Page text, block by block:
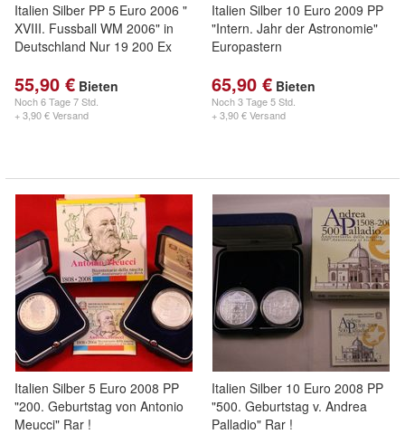
Italien Silber PP 5 Euro 2006 "
XVIII. Fussball WM 2006" in
Deutschland Nur 19 200 Ex
55,90 € Bieten
Noch6 Tage 7 Std.
+ 3,90 € Versand
Italien Silber 10 Euro 2009 PP
"Intern. Jahr der Astronomie"
Europastern
65,90 € Bieten
Noch3 Tage 5 Std.
+ 3,90 € Versand
Italien Silber 5 Euro 2008 PP
"200. Geburtstag von Antonio
Meucci" Rar !
Italien Silber 10 Euro 2008 PP
"500. Geburtstag v. Andrea
Palladio" Rar !